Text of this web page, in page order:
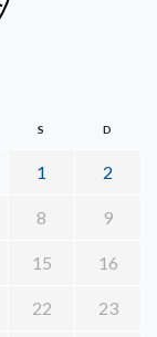
S D
1 2
8 9
15 16
22 23